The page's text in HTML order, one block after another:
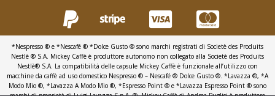
*Nespresso ® e *Nescafé ® *Dolce Gusto ® sono marchi registrati di Societè des Produits
Nestlè ® S.A. Mickey Caffè è produttore autonomo non collegato alla Societè des Produits
Nestlè® S.A. La compatibilità delle capsule Mickey Caffè è funzionale all’utilizzo con
macchine da caffè ad uso domestico Nespresso ® – Nescafé ® Dolce Gusto ®. *Lavazza ®, *A
Modo Mio ®, *Lavazza A Modo Mio ®, *Espresso Point ® e *Lavazza Espresso Point ® sono